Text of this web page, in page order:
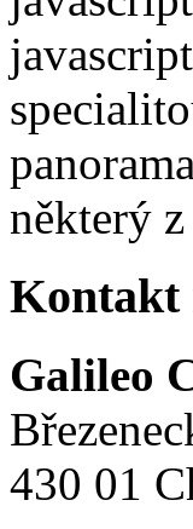
některý
Kontakt
Galileo
430 01